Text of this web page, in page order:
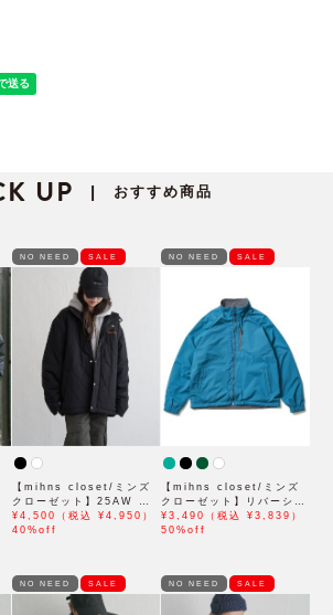
UP | おすすめ商品
NO NEED SALE
【mihns closet/ミンズ
クローゼット】25AW キ
ルトブルゾン
¥4,500（税込 ¥4,950）
40%off
NO NEED SALE
【mihns closet/ミンズ
クローゼット】リバーシブ
ルブルゾン
¥3,490（税込 ¥3,839）
50%off
NO NEED SALE NO NEED SALE